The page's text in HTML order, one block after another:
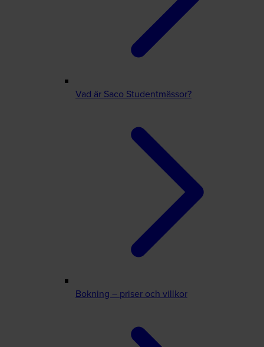
Vad är Saco Studentmässor?
Bokning – priser och villkor